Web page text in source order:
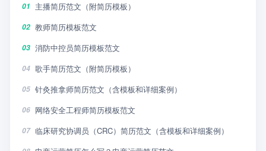
01 主播简历范文（附简历模板）
02 教师简历模板范文
03 消防中控员简历模板范文
04 歌手简历范文（附简历模板）
05 针灸推拿师简历范文（含模板和详细案例）
06 网络安全工程师简历模板范文
07 临床研究协调员（CRC）简历范文（含模板和详细案例）